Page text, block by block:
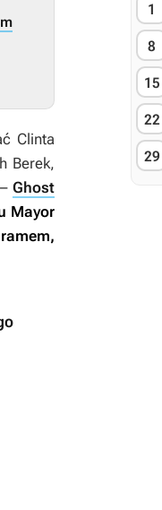
Clinta
Berek,
Ghost
Mayor
1
8
15
22
29